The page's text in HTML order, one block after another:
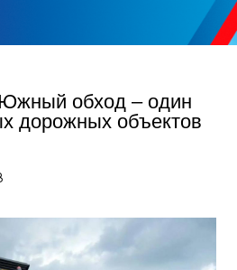
обход – один
дорожных объектов